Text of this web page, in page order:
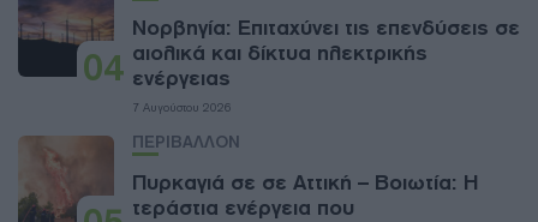
04
Νορβηγία: Επιταχύνει τις επενδύσεις σε
αιολικά και δίκτυα ηλεκτρικής
ενέργειας
7 Αυγούστου 2026
ΠΕΡΙΒΑΛΛΟΝ
Πυρκαγιά σε σε Αττική – Βοιωτία: Η
τεράστια ενέργεια που